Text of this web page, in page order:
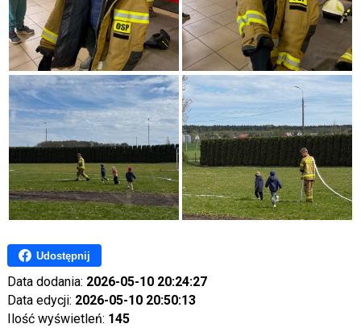
Udostępnij
Data dodania: 2026-05-10 20:24:27
Data edycji: 2026-05-10 20:50:13
Ilość wyświetleń: 145